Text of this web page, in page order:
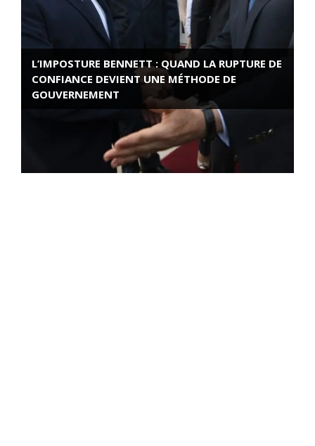
L’IMPOSTURE BENNETT : QUAND LA RUPTURE DE
CONFIANCE DEVIENT UNE MÉTHODE DE
GOUVERNEMENT
ROSE VALLAND, HEROÏNE DE LA RESISTANCE